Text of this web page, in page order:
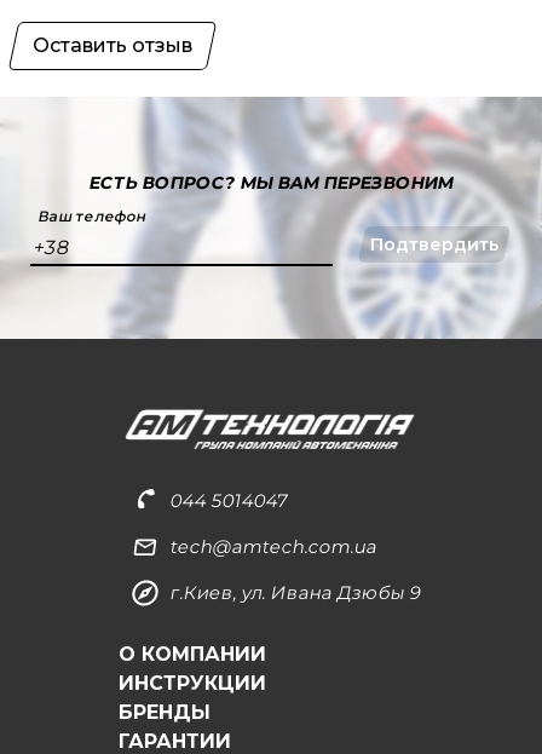
Оставить отзыв
ЕСТЬ ВОПРОС?МЫ ВАМ ПЕРЕЗВОНИМ
Ваш телефон
+38 Подтвердить
044 5014047
tech@amtech.com.ua
г.Киев, ул. Ивана Дзюбы 9
О КОМПАНИИ
ИНСТРУКЦИИ
БРЕНДЫ
ГАРАНТИИ